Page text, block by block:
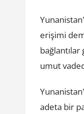
erişimi
umut
adeta bir